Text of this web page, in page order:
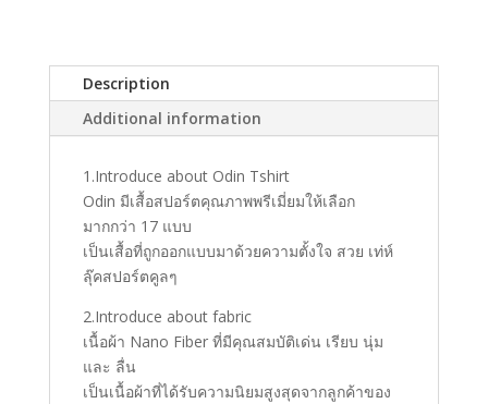
Zippered
quantity
Description
Additional information
1.Introduce about Odin Tshirt
Odin มีเสื้อสปอร์ตคุณภาพพรีเมี่ยมให้เลือก
มากกว่า 17 แบบ
เป็นเสื้อที่ถูกออกแบบมาด้วยความตั้งใจ สวย เท่ห์
ลุ๊คสปอร์ตคูลๆ
2.Introduce about fabric
เนื้อผ้า Nano Fiber ที่มีคุณสมบัติเด่น เรียบ นุ่ม
และ ลื่น
เป็นเนื้อผ้าที่ได้รับความนิยมสูงสุดจากลูกค้าของ